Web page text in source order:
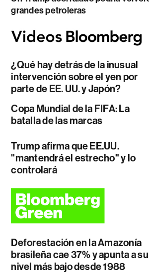
grandes petroleras
¿Qué hay detrás de la inusual
intervención sobre el yen por
parte de EE. UU. y Japón?
Copa Mundial de la FIFA: La
batalla de las marcas
Trump afirma que EE.UU.
"mantendrá el estrecho" y lo
controlará
Deforestación en la Amazonía
brasileña cae 37% y apunta a su
nivel más bajo desde 1988